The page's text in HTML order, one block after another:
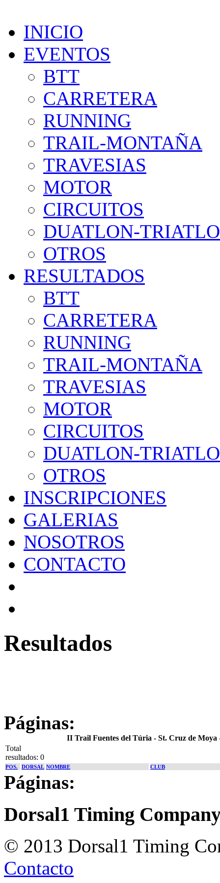
INICIO
EVENTOS
BTT
CARRETERA
RUNNING
TRAIL-MONTAÑA
TRAVESIAS
MOTOR
CIRCUITOS
DUATLON-
OTROS
RESULTADOS
BTT
CARRETERA
RUNNING
TRAIL-MONTAÑA
TRAVESIAS
MOTOR
CIRCUITOS
DUATLON-
OTROS
INSCRIPCIONES
GALERIAS
NOSOTROS
CONTACTO
Resultados
Páginas:
II Trail Fuentes del Túria - St. Cruz de
Total
resultados: 0
POS. DORSAL NOMBRE CLUB
Páginas:
Dorsal1 Timing
© 2013 Dorsal1 Timing
Contacto